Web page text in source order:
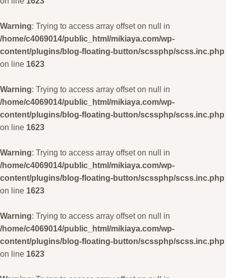
Warning: Trying to access array offset on null in
/home/c4069014/public_html/mikiaya.com/wp-
content/plugins/blog-floating-button/scssphp/scss.inc.php
on line 1623
Warning: Trying to access array offset on null in
/home/c4069014/public_html/mikiaya.com/wp-
content/plugins/blog-floating-button/scssphp/scss.inc.php
on line 1623
Warning: Trying to access array offset on null in
/home/c4069014/public_html/mikiaya.com/wp-
content/plugins/blog-floating-button/scssphp/scss.inc.php
on line 1623
Warning: Trying to access array offset on null in
/home/c4069014/public_html/mikiaya.com/wp-
content/plugins/blog-floating-button/scssphp/scss.inc.php
on line 1623